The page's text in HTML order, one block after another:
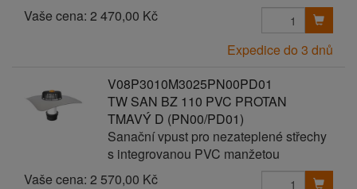
Vaše cena: 2 470,00 Kč
Expedice do 3 dnů
V08P3010M3025PN00PD01
TW SAN BZ 110 PVC PROTAN
TMAVÝ D (PN00/PD01)
Sanační vpust pro nezateplené střechy
s integrovanou PVC manžetou
Vaše cena: 2 570,00 Kč